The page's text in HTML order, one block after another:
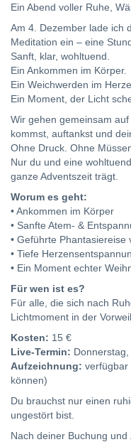
Ein Abend voller Ruhe,
Am 4. Dezember lade ich
Meditation ein – eine
Sanft, klar, wohltuend.
Ein Ankommen im Körper.
Ein Weichwerden im
Ein Moment, der Licht
Wir gehen gemeinsam
kommst, auftankst und
Ohne Druck. Ohne
Nur du und eine
ganze Adventszeit trägt.
Worum es geht:
• Ankommen im Körper
• Sanfte Atem- &
• Geführte Phantasiereise
• Tiefe
• Ein Moment echter
Für wen ist es?
Für alle, die sich nach
Lichtmoment in der
Kosten: 15 €
Live-Termin:
Aufzeichnung: verfügbar
können)
Du brauchst nur einen
ungestört bist.
Nach deiner Buchung